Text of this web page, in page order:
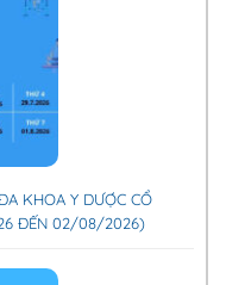
KHOA Y DƯỢC CỔ
ĐẾN 02/08/2026)